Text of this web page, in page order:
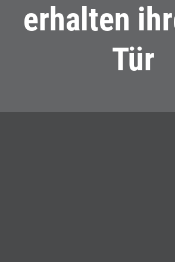
erhalten
Tür